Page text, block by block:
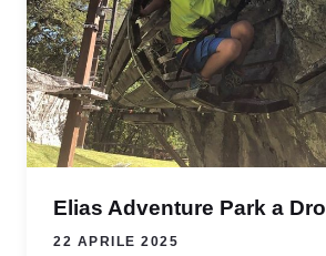
Elias Adventure Park a Dro
22 APRILE 2025